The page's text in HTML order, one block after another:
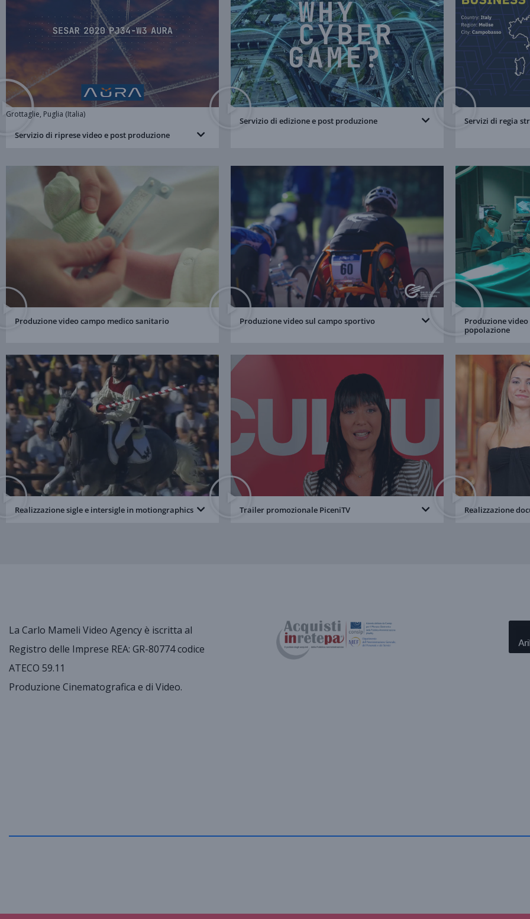
Grottaglie, Puglia (Italia)
Servizio di riprese video e post produzione
Servizio di edizione e post produzione Servizi di regia
Produzione video campo medico sanitario Produzione video sul campo sportivo
Produzione
popolazione
Realizzazione sigle e intersigle in motiongraphics Trailer promozionale PiceniTV Realizzazione
La Carlo Mameli Video Agency è iscritta al
Registro delle Imprese REA: GR-80774 codice
ATECO 59.11
Produzione Cinematografica e di Video.